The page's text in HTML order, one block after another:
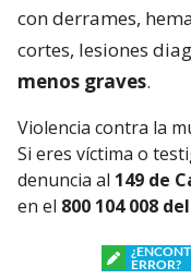
con derrames,
cortes, lesiones
menos graves.
Violencia contra la
Si eres víctima o
denuncia al 149 de
en el 800 104 008
ERROR?